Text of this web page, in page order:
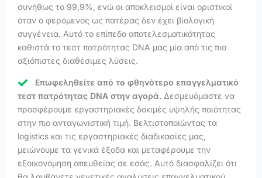
συνήθως το 99,9%, ενώ οι αποκλεισμοί είναι οριστικοί
όταν ο φερόμενος ως πατέρας δεν έχει βιολογική
συγγένεια. Αυτό το επίπεδο αποτελεσματικότητας
καθιστά το τεστ πατρότητας DNA μας μία από τις πιο
αξιόπιστες διαθέσιμες λύσεις.
Επωφεληθείτε από το φθηνότερο επαγγελματικό
τεστ πατρότητας DNA στην αγορά. Δεσμευόμαστε να
προσφέρουμε εργαστηριακές δοκιμές υψηλής ποιότητας
στην πιο ανταγωνιστική τιμή. Βελτιστοποιώντας τα
logistics και τις εργαστηριακές διαδικασίες μας,
μειώνουμε τα γενικά έξοδα και μεταφέρουμε την
εξοικονόμηση απευθείας σε εσάς. Αυτό διασφαλίζει ότι